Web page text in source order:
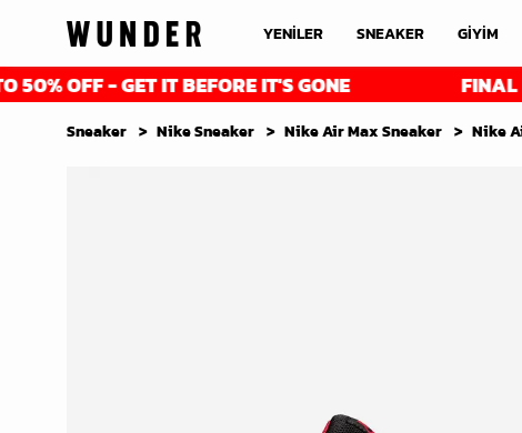
YENİLER SNEAKER GİYİM
- GET IT BEFORE IT'S GONE FINAL
Sneaker Nike Sneaker Nike Air Max Sneaker Nike